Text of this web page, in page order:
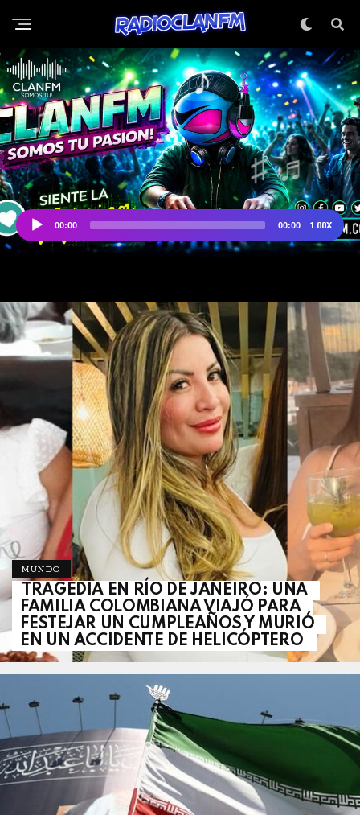
MUNDO
TRAGEDIA EN RÍO DE JANEIRO: UNA
FAMILIA COLOMBIANA VIAJÓ PARA
FESTEJAR UN CUMPLEAÑOS Y MURIÓ
EN UN ACCIDENTE DE HELICÓPTERO